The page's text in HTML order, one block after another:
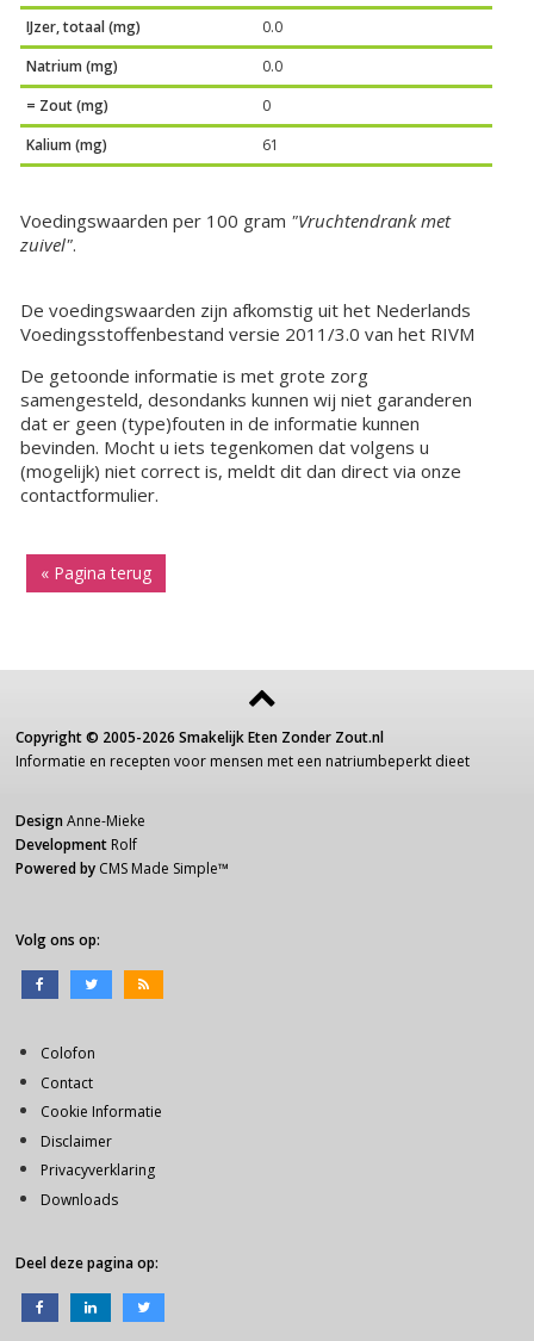
IJzer, totaal (mg)
0.0
Natrium (mg)
0.0
= Zout (mg)
0
Kalium (mg)
61
Voedingswaarden per 100 gram "Vruchtendrank met
zuivel".
De voedingswaarden zijn afkomstig uit het Nederlands
Voedingsstoffenbestand versie 2011/3.0 van het RIVM
De getoonde informatie is met grote zorg
samengesteld, desondanks kunnen wij niet garanderen
dat er geen (type)fouten in de informatie kunnen
bevinden. Mocht u iets tegenkomen dat volgens u
(mogelijk) niet correct is, meldt dit dan direct via onze
contactformulier.
« Pagina terug
Copyright © 2005-2026 Smakelijk Eten Zonder Zout.nl
Informatie en recepten voor mensen met een natriumbeperkt dieet
Design Anne-Mieke
Development Rolf
Powered by CMS Made Simple™
Volg ons op:
Colofon
Contact
Cookie Informatie
Disclaimer
Privacyverklaring
Downloads
Deel deze pagina op: